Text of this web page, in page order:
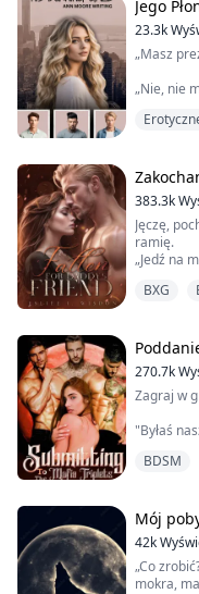
za włosy i
moje oko
Jego
23.3k
„Masz
„Nie, nie
„Spróbuj
pod
Leah ma
383.3k
Jęczę,
ramię.
„Jedź na
„Włóż
orgazm,
mnie, a to
sobie
BXG
270.7k
Zagraj w
"Byłaś
"Nie
"Jesteś
do
BDSM
Mój
42k
„Co
mokra,